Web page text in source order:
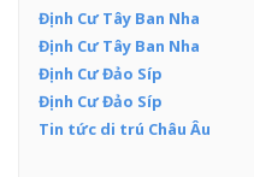
Định Cư Tây Ban Nha
Định Cư Tây Ban Nha
Định Cư Đảo Síp
Định Cư Đảo Síp
Tin tức di trú Châu Âu